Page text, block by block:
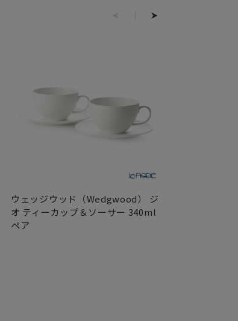
ウェッジウッド（Wedgwood） ジ
オ ティーカップ＆ソーサー 340ml
ペア